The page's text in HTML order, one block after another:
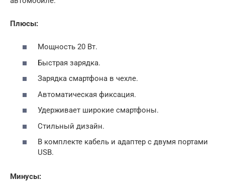
Плюсы:
Мощность 20 Вт.
Быстрая зарядка.
Зарядка смартфона в чехле.
Автоматическая фиксация.
Удерживает широкие смартфоны.
Стильный дизайн.
В комплекте кабель и адаптер с двумя портами
USB.
Минусы: